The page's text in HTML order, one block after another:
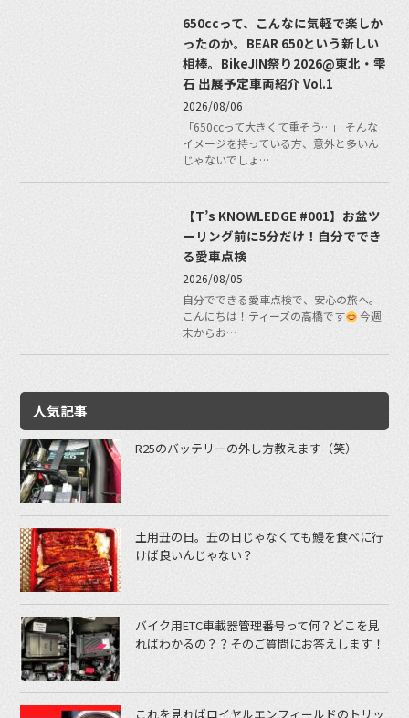
650ccって、こんなに気軽で楽しか
ったのか。BEAR 650という新しい
相棒。BikeJIN祭り2026@東北・雫
石 出展予定車両紹介 Vol.1
2026/08/06
「650ccって大きくて重そう…」 そんな
イメージを持っている方、意外と多いん
じゃないでしょ…
【T’s KNOWLEDGE #001】お盆ツ
ーリング前に5分だけ！自分ででき
る愛車点検
2026/08/05
自分でできる愛車点検で、安心の旅へ。
こんにちは！ティーズの高橋です
今週
末からお…
人気記事
R25のバッテリーの外し方教えます（笑）
土用丑の日。丑の日じゃなくても鰻を食べに行
けば良いんじゃない？
バイク用ETC車載器管理番号って何？どこを見
ればわかるの？？そのご質問にお答えします！
これを見ればロイヤルエンフィールドのトリッ